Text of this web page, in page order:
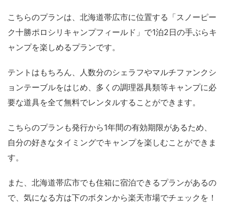
こちらのプランは、北海道帯広市に位置する「スノーピー
ク十勝ポロシリキャンプフィールド」で1泊2日の手ぶらキ
ャンプを楽しめるプランです。
テントはもちろん、人数分のシェラフやマルチファンクシ
ョンテーブルをはじめ、多くの調理器具類等キャンプに必
要な道具を全て無料でレンタルすることができます。
こちらのプランも発行から1年間の有効期限があるため、
自分の好きなタイミングでキャンプを楽しむことができま
す。
また、北海道帯広市でも住箱に宿泊できるプランがあるの
で、気になる方は下のボタンから楽天市場でチェックを！